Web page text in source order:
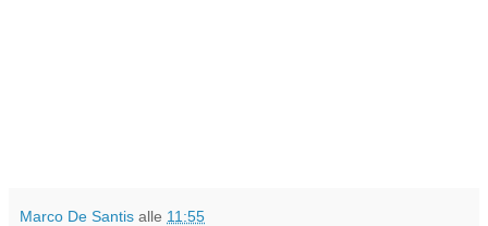
Marco De Santis alle 11:55